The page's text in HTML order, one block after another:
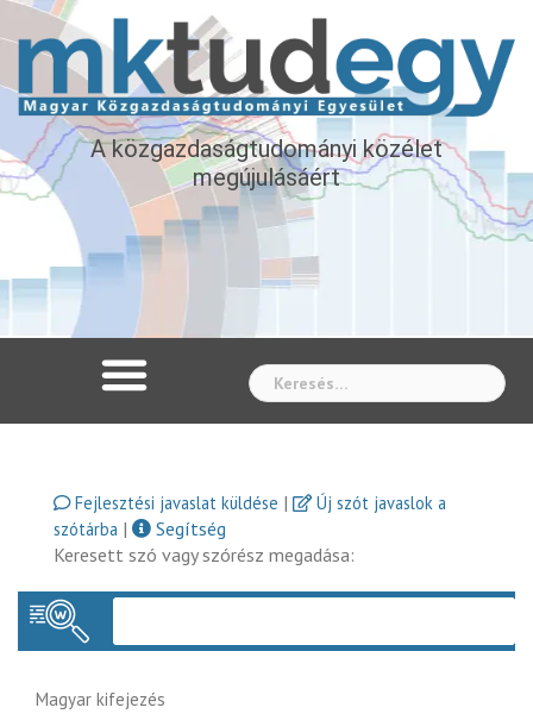
A közgazdaságtudományi közélet
megújulásáért
Fejlesztési javaslat küldése |
Új szót javaslok a
szótárba |
Segítség
Keresett szó vagy szórész megadása:
Magyar kifejezés